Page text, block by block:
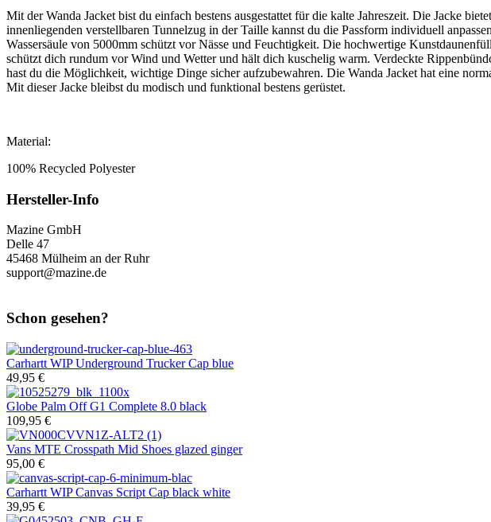
Mit der Wanda Jacket bist du einfach bestens ausgestattet für die kalte Jahreszeit. Die Jacke
innenliegenden verstellbaren Tunnelzug in der Taille kannst du die Passform individuell
Wassersäule von 5000mm schützt vor Nässe und Feuchtigkeit. Die hochwertige
schützt dich rundum vor Wind und Wetter und hält dich kuschelig warm. Verdeckte
hast du die Möglichkeit, wichtige Dinge sicher aufzubewahren. Die Wanda Jacket hat eine
Mit dieser Jacke bleibst du modisch und funktional bestens gerüstet.
Material:
100% Recycled Polyester
Hersteller-Info
Mazine GmbH
Delle 47
45468 Mülheim an der Ruhr
support@mazine.de
Schon gesehen?
Carhartt WIPUnderground Trucker Cap blue
49,95 €
Globe Palm Off G1 Complete 8.0 black
109,95 €
Vans MTE Crosspath Mid Shoes glazed ginger
95,00 €
Carhartt WIPCanvas Script Cap black white
39,95 €